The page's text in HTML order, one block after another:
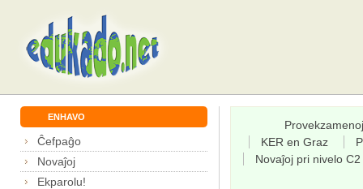
ENHAVO
Ĉefpaĝo
Novaĵoj
Ekparolu!
Provekzamenoj
KER en Graz
Novaĵoj pri nivelo C2